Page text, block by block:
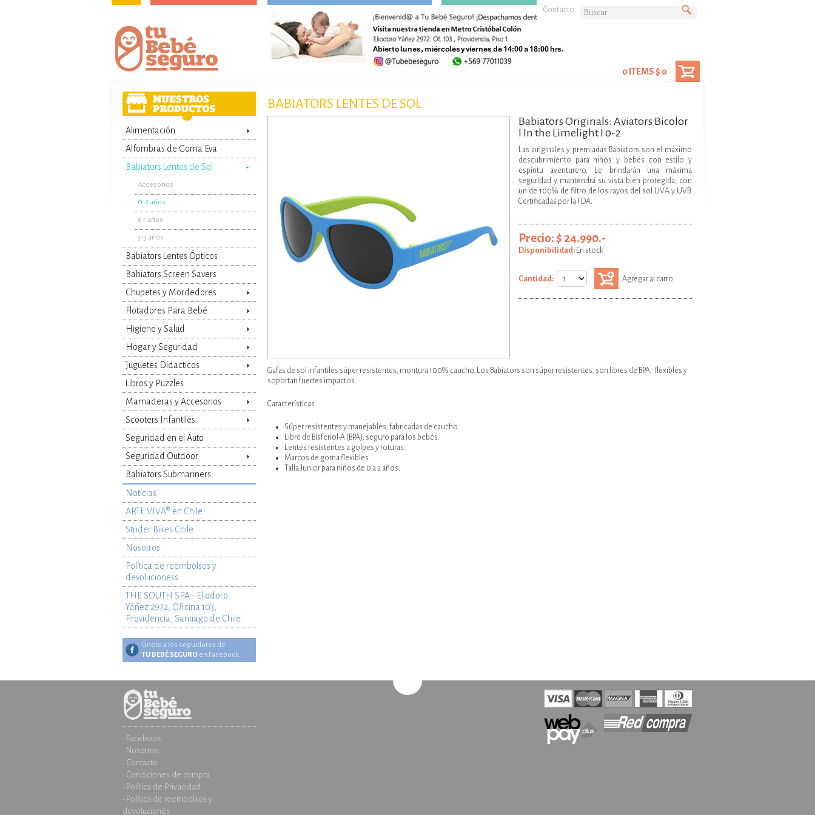
Contacto
Buscar
0 ITEMS $ 0
BABIATORS LENTES DE SOL
Babiators Originals: Aviators Bicolor
I In the Limelight I 0-2
Las originales y premiadas Babiators son el máximo
descubrimiento para niños y bebés con estilo y
espíritu aventurero. Le brindarán una máxima
seguridad y mantendrá su vista bien protegida, con
un de 100% de filtro de los rayos del sol UVA y UVB.
Certificadas por la FDA.
Precio: $ 24.990.-
Disponibilidad: En stock
Cantidad: Agregar al carro
Gafas de sol infantiles súper resistentes, montura 100% caucho. Los Babiators son súper resistentes, son libres de BPA, flexibles y
soportan fuertes impactos.
Características
Súper resistentes y manejables, fabricadas de caucho.
Libre de Bisfenol-A (BPA), seguro para los bebés.
Lentes resistentes a golpes y roturas.
Marcos de goma flexibles.
Talla Junior para niños de 0 a 2 años.
Alimentación
Alfombras de Goma Eva
Babiators Lentes de Sol
Accesorios
0-2 años
6+ años
3-5 años
Babiators Lentes Ópticos
Babiators Screen Savers
Chupetes y Mordedores
Flotadores Para Bebé
Higiene y Salud
Hogar y Seguridad
Juguetes Didacticos
Libros y Puzzles
Mamaderas y Accesorios
Scooters Infantiles
Seguridad en el Auto
Seguridad Outdoor
Babiators Submariners
Noticias
ARTE VIVA® en Chile!
Strider Bikes Chile
Nosotros
Política de reembolsos y
devolucioness
THE SOUTH SPA - Eliodoro
Yáñez 2972, Oficina 103,
Providencia, Santiago de Chile.
Únete a los seguidores de
TU BEBÉ SEGURO en Facebook
· Facebook
· Nosotros
· Contacto
· Condiciones de compra
· Política de Privacidad
· Política de reembolsos y
devoluciones